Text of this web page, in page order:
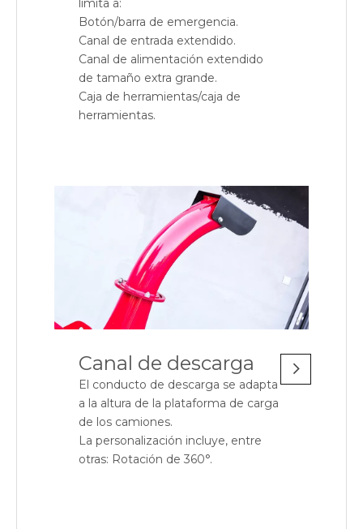
limita a:
Botón/barra de emergencia.
Canal de entrada extendido.
Canal de alimentación extendido
de tamaño extra grande.
Caja de herramientas/caja de
herramientas.
Canal de descarga
El conducto de descarga se adapta
a la altura de la plataforma de carga
de los camiones.
La personalización incluye, entre
otras: Rotación de 360°.